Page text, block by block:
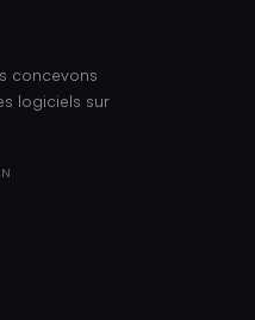
concevons
logiciels sur